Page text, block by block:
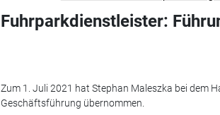
Fuhrparkdienstleister:
Zum 1. Juli 2021 hat Stephan Maleszka bei dem
Geschäftsführung übernommen.